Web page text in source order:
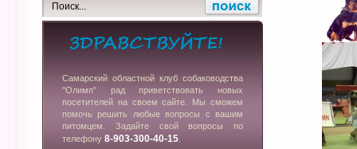
Самарский областной клуб собаководства
"Олимп" рад приветствовать новых
посетителей на своем сайте. Мы сможем
помочь решить любые вопросы с вашим
питомцем. Задайте свой вопросы по
телефону 8-903-300-40-15